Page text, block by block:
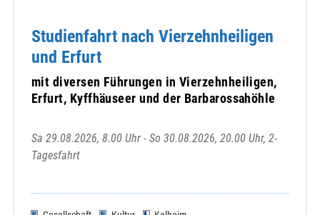
Studienfahrt nach Vierzehnheiligen
und Erfurt
mit diversen Führungen in Vierzehnheiligen,
Erfurt, Kyffhäuseer und der Barbarossahöhle
Sa 29.08.2026, 8.00 Uhr - So 30.08.2026, 20.00 Uhr, 2-
Tagesfahrt